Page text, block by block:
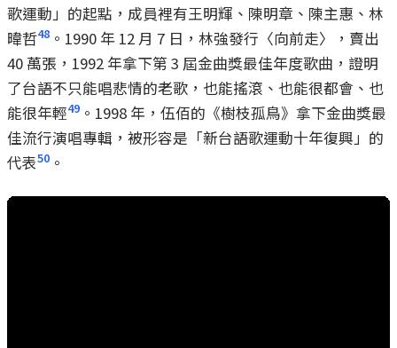
歌運動」的起點，成員裡有王明輝、陳明章、陳主惠、林
暐哲48 。1990 年 12 月 7 日，林強發行〈向前走〉，賣出
40 萬張，1992 年拿下第 3 屆金曲獎最佳年度歌曲，證明
了台語不只能唱悲情的老歌，也能搖滾、也能很都會、也
能很年輕49 。1998 年，伍佰的《樹枝孤鳥》拿下金曲獎最
佳流行演唱專輯，被形容是「新台語歌運動十年復興」的
代表50 。